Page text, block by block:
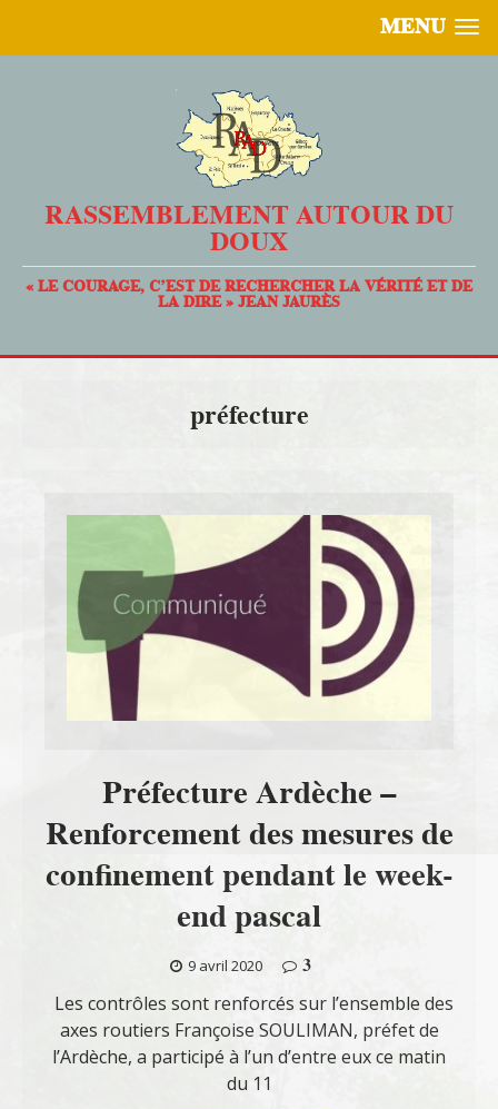
MENU
RASSEMBLEMENT AUTOUR DU
DOUX
« LE COURAGE, C’EST DE RECHERCHER LA VÉRITÉ ET DE
LA DIRE » JEAN JAURÈS
préfecture
Préfecture Ardèche –
Renforcement des mesures de
confinement pendant le week-
end pascal
9 avril 2020
3
Les contrôles sont renforcés sur l’ensemble des
axes routiers Françoise SOULIMAN, préfet de
l’Ardèche, a participé à l’un d’entre eux ce matin
du 11